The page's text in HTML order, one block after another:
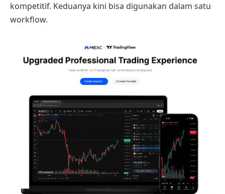
kompetitif. Keduanya kini bisa digunakan dalam satu
workflow.